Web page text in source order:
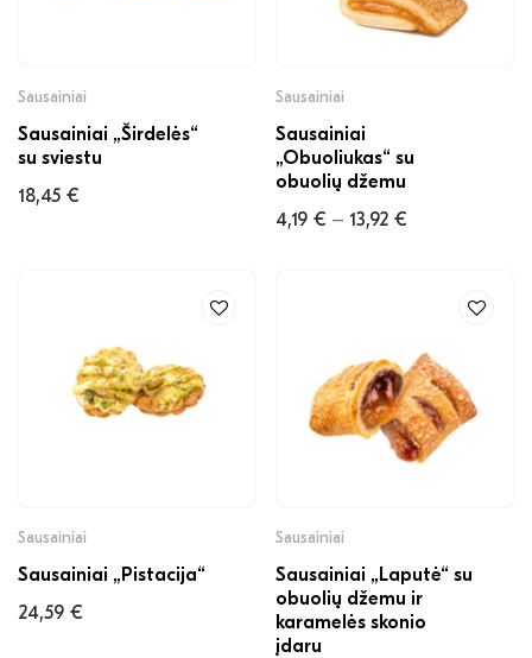
Sausainiai
Sausainiai „Širdelės“
su sviestu
18,45 €
Sausainiai
Sausainiai
„Obuoliukas“ su
obuolių džemu
4,19 € – 13,92 €
Sausainiai
Sausainiai „Pistacija“
24,59 €
Sausainiai
Sausainiai „Laputė“ su
obuolių džemu ir
karamelės skonio
įdaru